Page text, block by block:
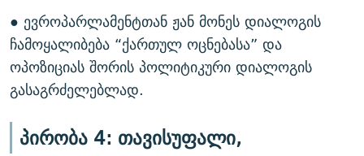
● ევროპარლამენტთან ჟან მონეს დიალოგის
ჩამოყალიბება “ქართულ ოცნებასა” და
ოპოზიციას შორის პოლიტიკური დიალოგის
გასაგრძელებლად.
პირობა 4: თავისუფალი,